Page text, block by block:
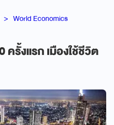
World Economics
รั้งแรก เมืองใช้ชีวิต